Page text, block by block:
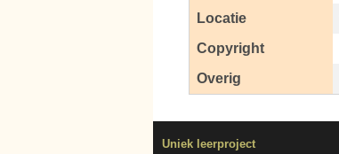
Locatie
Copyright
Overig
Uniek leerproject